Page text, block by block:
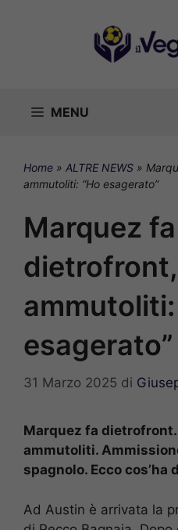
MENU
Home » ALTRE NEWS »
ammutoliti: “Ho esagerato”
Marquez fa
ammutoliti:
esagerato”
31 Marzo 2025 di
Marquez fa
ammutoliti.
spagnolo. Ecco cos’ha
Ad Austin è arrivata la